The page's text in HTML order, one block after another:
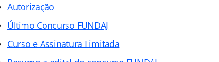
Autorização
Último Concurso FUNDAJ
Curso e Assinatura Ilimitada